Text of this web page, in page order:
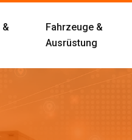
&
Fahrzeuge &
Ausrüstung